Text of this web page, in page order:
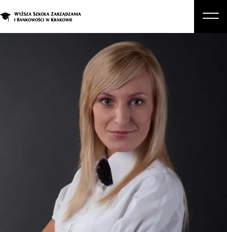
Studia podyplomowe i kursy
Zapisz się na studia